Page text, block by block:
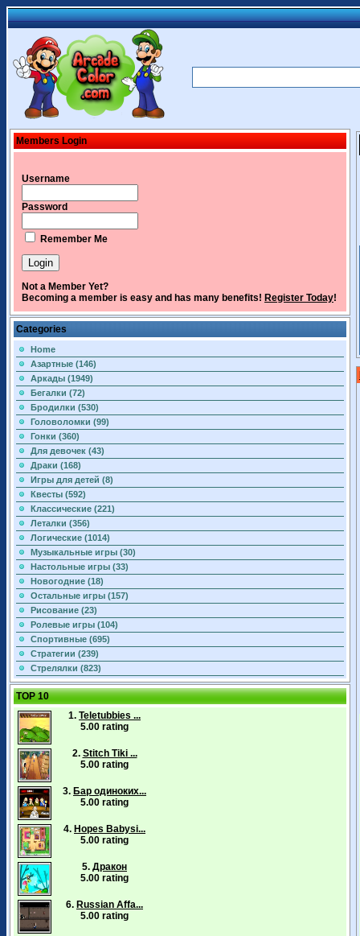
Members Login
Username
Password
Remember Me
Not a Member Yet?
Becoming a member is easy and has many benefits! Register Today!
Categories
Home
Азартные (146)
Аркады (1949)
Бегалки (72)
Бродилки (530)
Головоломки (99)
Гонки (360)
Для девочек (43)
Драки (168)
Игры для детей (8)
Квесты (592)
Классические (221)
Леталки (356)
Логические (1014)
Музыкальные игры (30)
Настольные игры (33)
Новогодние (18)
Остальные игры (157)
Рисование (23)
Ролевые игры (104)
Спортивные (695)
Стратегии (239)
Стрелялки (823)
TOP 10
1. Teletubbies ...
5.00 rating
2. Stitch Tiki ...
5.00 rating
3. Бар одиноких...
5.00 rating
4. Hopes Babysi...
5.00 rating
5. Дракон
5.00 rating
6. Russian Affa...
5.00 rating